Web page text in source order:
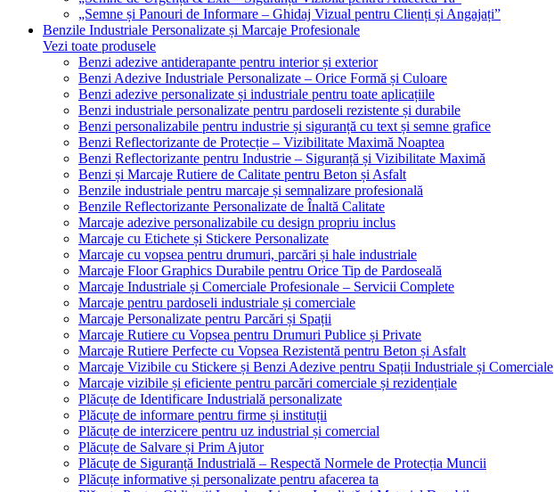
„Semne și Panouri de Informare – Ghidaj Vizual pentru Clienți și Angajați”
Benzile Industriale Personalizate și Marcaje Profesionale
Vezi toate produsele
Benzi adezive antiderapante pentru interior și exterior
Benzi Adezive Industriale Personalizate – Orice Formă și Culoare
Benzi adezive personalizate și industriale pentru toate aplicațiile
Benzi industriale personalizate pentru pardoseli rezistente și durabile
Benzi personalizabile pentru industrie și siguranță cu text și semne grafice
Benzi Reflectorizante de Protecție – Vizibilitate Maximă Noaptea
Benzi Reflectorizante pentru Industrie – Siguranță și Vizibilitate Maximă
Benzi și Marcaje Rutiere de Calitate pentru Beton și Asfalt
Benzile industriale pentru marcaje și semnalizare profesională
Benzile Reflectorizante Personalizate de Înaltă Calitate
Marcaje adezive personalizabile cu design propriu inclus
Marcaje cu Etichete și Stickere Personalizate
Marcaje cu vopsea pentru drumuri, parcări și hale industriale
Marcaje Floor Graphics Durabile pentru Orice Tip de Pardoseală
Marcaje Industriale și Comerciale Profesionale – Servicii Complete
Marcaje pentru pardoseli industriale și comerciale
Marcaje Personalizate pentru Parcări și Spații
Marcaje Rutiere cu Vopsea pentru Drumuri Publice și Private
Marcaje Rutiere Perfecte cu Vopsea Rezistentă pentru Beton și Asfalt
Marcaje Vizibile cu Stickere și Benzi Adezive pentru Spații Industriale și Comerciale
Marcaje vizibile și eficiente pentru parcări comerciale și rezidențiale
Plăcuțe de Identificare Industrială personalizate
Plăcuțe de informare pentru firme și instituții
Plăcuțe de interzicere pentru uz industrial și comercial
Plăcuțe de Salvare și Prim Ajutor
Plăcuțe de Siguranță Industrială – Respectă Normele de Protecția Muncii
Plăcuțe informative și personalizate pentru afacerea ta